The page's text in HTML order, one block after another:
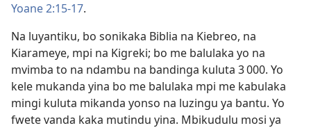
Yoane 2:15-17.
Na luyantiku, bo sonikaka Biblia na Kiebreo, na
Kiarameye, mpi na Kigreki; bo me balulaka yo na
mvimba to na ndambu na bandinga kuluta 3 000. Yo
kele mukanda yina bo me balulaka mpi me kabulaka
mingi kuluta mikanda yonso na luzingu ya bantu. Yo
fwete vanda kaka mutindu yina. Mbikudulu mosi ya